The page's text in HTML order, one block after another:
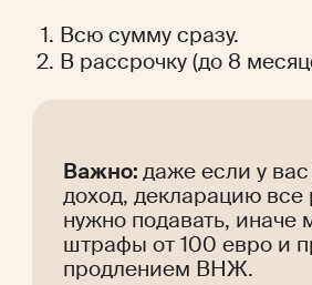
Всю сумму сразу.
В рассрочку (до 8
Важно: даже если у
доход, декларацию все
нужно подавать, иначе
штрафы от 100 евро и
продлением ВНЖ.